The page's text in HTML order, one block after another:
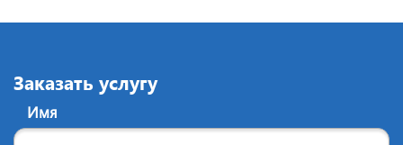
Заказать услугу
Имя